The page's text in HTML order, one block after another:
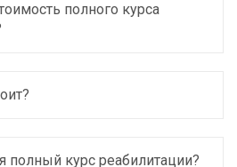
полного курса
полный курс реабилитации?